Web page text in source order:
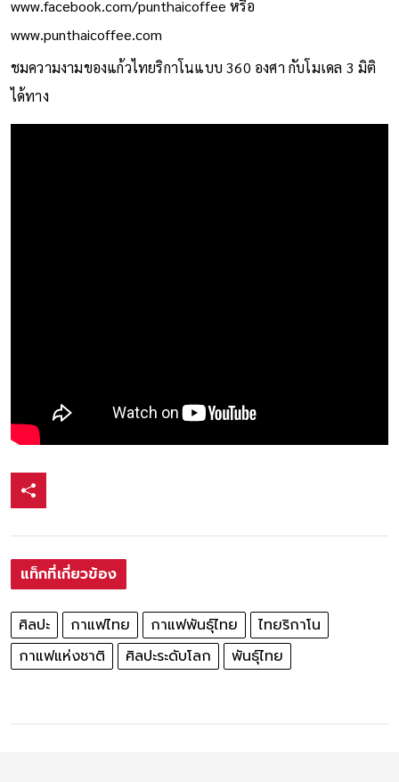
www.facebook.com/punthaicoffee หรือ
www.punthaicoffee.com
ชมความงามของแก้วไทยริกาโนแบบ 360 องศา กับโมเดล 3 มิติ
ได้ทาง
แท็กที่เกี่ยวข้อง
ศิลปะ กาแฟไทย กาแฟพันธุ์ไทย
ไทยริกาโน
กาแฟแห่งชาติ
ศิลปะระดับโลก พันธุ์ไทย